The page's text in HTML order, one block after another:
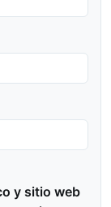
y sitio web